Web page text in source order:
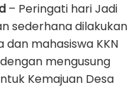
– Peringati hari Jadi
sederhana dilakukan
mahasiswa KKN
mengusung
Kemajuan Desa